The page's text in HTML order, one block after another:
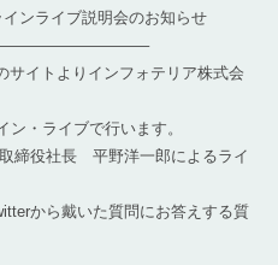
インライブ説明会のお知らせ
サイトよりインフォテリア株式会
・ライブで行います。
締役社長 平野洋一郎によるライ
から戴いた質問にお答えする質